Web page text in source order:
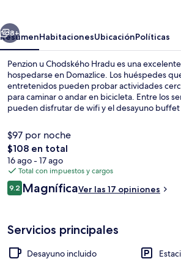
Siguiente
8+
ResumenHabitacionesUbicaciónPolíticas
Penzion u Chodského Hradu es una
hospedarse en Domazlice. Los huéspedes
entretenidos pueden probar actividades
para caminar o andar en bicicleta. Entre los
pueden disfrutar de wifi y el desayuno buffet
$97 por noche
El
precio
total
es
de
$108 en total
16 ago - 17 ago
Total con impuestos y cargos
Opiniones
9.29.2 de 10,
MagníficaVer las 17 opiniones
Servicios principales
Desayuno incluido